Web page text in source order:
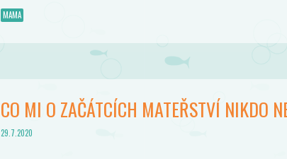
MAMA
CO MI O ZAČÁTCÍCH MATEŘSTVÍ NIKDO
29.7.2020